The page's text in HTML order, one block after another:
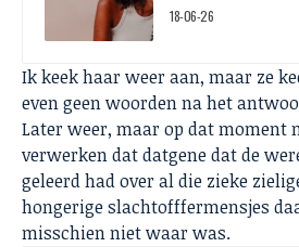
18-06-26
Ik keek haar weer aan, maar ze
even geen woorden na het
Later weer, maar op dat moment
verwerken dat datgene dat de
geleerd had over al die zieke
hongerige slachtofffermensjes
misschien niet waar was.